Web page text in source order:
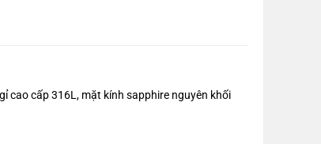
cao cấp 316L, mặt kính sapphire nguyên khối